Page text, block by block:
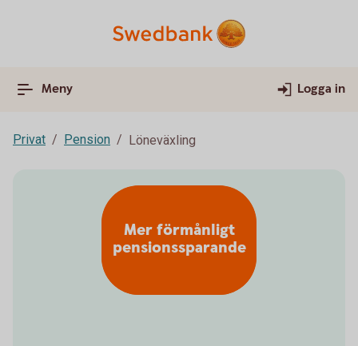
Meny Logga in
Privat Pension Löneväxling
Mer förmånligt
pensionssparande